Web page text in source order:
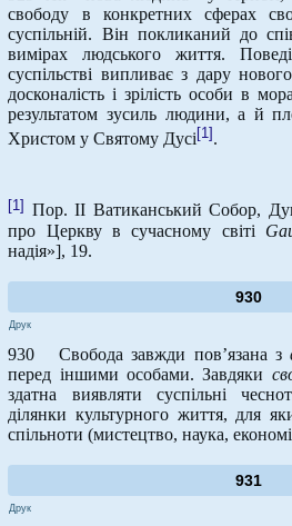
свободу в конкретних сферах
суспільній. Він покликаний до
вимірах людського життя.
суспільстві випливає з дару
досконалість і зрілість особи в
результатом зусиль людини, а й
Христом у Святому Дусі [1] .
[1] Пор. ІІ Ватиканський Собор,
про Церкву в сучасному світі
надія»], 19.
930
Друк
930 Свобода завжди пов’язана з
перед іншими особами. Завдяки
здатна виявляти суспільні
ділянки культурного життя, для
спільноти (мистецтво, наука,
931
Друк